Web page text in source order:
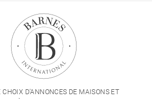
CHOIX D'ANNONCES DE MAISONS ET